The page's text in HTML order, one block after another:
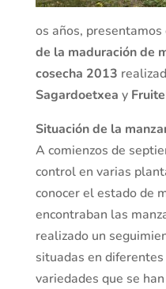
os años, presentamos
de la maduración de
cosecha 2013
Sagardoetxea y
Situación de la
A comienzos de
control en varias
conocer el estado de
encontraban las
realizado un
situadas en
variedades que se